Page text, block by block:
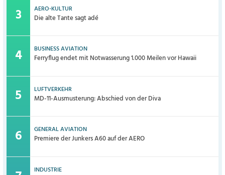
AERO-KULTUR
Die alte Tante sagt adé
BUSINESS AVIATION
Ferryflug endet mit Notwasserung 1.000 Meilen vor Hawaii
LUFTVERKEHR
MD-11-Ausmusterung: Abschied von der Diva
GENERAL AVIATION
Premiere der Junkers A60 auf der AERO
INDUSTRIE